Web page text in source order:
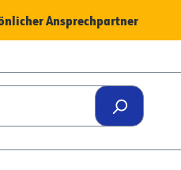
Ansprechpartner